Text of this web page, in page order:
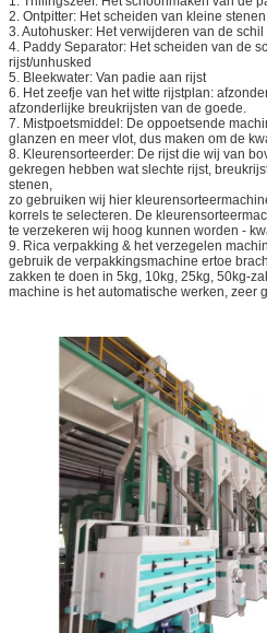
2. Ontpitter: Het scheiden van kleine
3. Autohusker: Het verwijderen van de
4. Paddy Separator: Het scheiden van de
rijst/unhusked
5. Bleekwater: Van padie aan rijst
6. Het zeefje van het witte rijstplan:
afzonderlijke breukrijsten van de goede.
7. Mistpoetsmiddel: De oppoetsende
glanzen en meer vlot, dus maken om de
8. Kleurensorteerder: De rijst die wij van
gekregen hebben wat slechte rijst,
stenen,
zo gebruiken wij hier
korrels te selecteren. De
te verzekeren wij hoog kunnen worden -
9. Rica verpakking & het verzegelen
gebruik de verpakkingsmachine ertoe
zakken te doen in 5kg, 10kg, 25kg, 50kg-
machine is het automatische werken, zeer